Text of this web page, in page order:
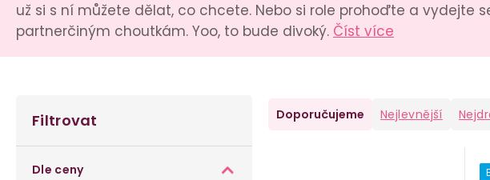
už si s ní můžete dělat, co chcete. Nebo si role prohoďte a vydejte
partnerčiným choutkám. Yoo, to bude divoký. Číst více
o
Filtrovat
Dle ceny
Ř
Doporučujeme Nejlevnější